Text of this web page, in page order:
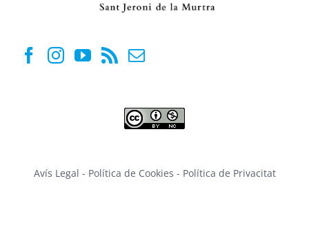
Avís Legal - Política de Cookies - Política de Privacitat